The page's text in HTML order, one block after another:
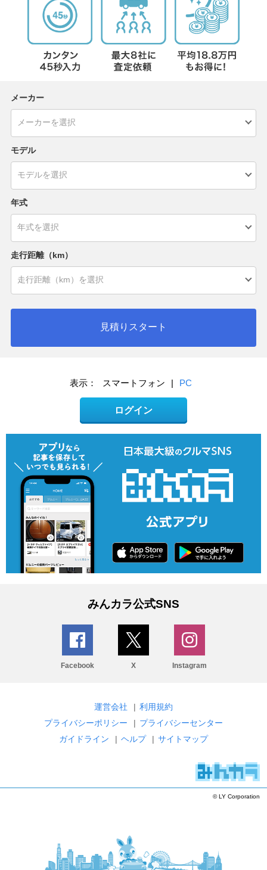
メーカー
モデル
年式
走行距離（km）
見積りスタート
表示： スマートフォン | PC
ログイン
みんカラ公式SNS
Facebook X Instagram
運営会社 | 利用規約
プライバシーポリシー
| プライバシーセンター
ガイドライン
| ヘルプ | サイトマップ
© LY Corporation